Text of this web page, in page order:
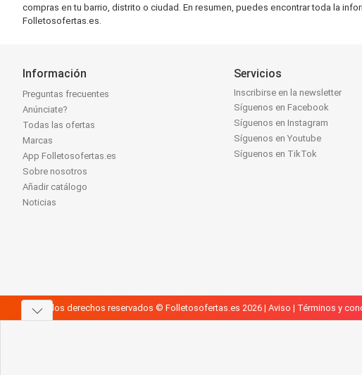
compras en tu barrio, distrito o ciudad. En resumen, puedes encontrar toda la
Folletosofertas.es.
Información
Preguntas frecuentes
Anúnciate?
Todas las ofertas
Marcas
App Folletosofertas.es
Sobre nosotros
Añadir catálogo
Noticias
Servicios
Inscribirse en la newsletter
Síguenos en Facebook
Síguenos en Instagram
Síguenos en Youtube
Síguenos en TikTok
Todos los derechos reservados © Folletosofertas.es 2026 | Aviso | Términos y